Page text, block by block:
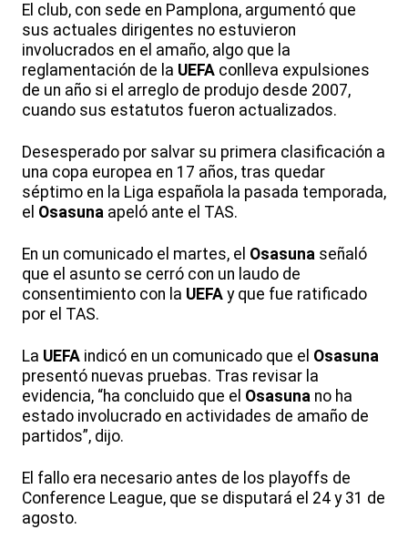
El club, con sede en Pamplona, argumentó que
sus actuales dirigentes no estuvieron
involucrados en el amaño, algo que la
reglamentación de la UEFA conlleva expulsiones
de un año si el arreglo de produjo desde 2007,
cuando sus estatutos fueron actualizados.
Desesperado por salvar su primera clasificación a
una copa europea en 17 años, tras quedar
séptimo en la Liga española la pasada temporada,
el Osasuna apeló ante el TAS.
En un comunicado el martes, el Osasuna señaló
que el asunto se cerró con un laudo de
consentimiento con la UEFA y que fue ratificado
por el TAS.
La UEFA indicó en un comunicado que el Osasuna
presentó nuevas pruebas. Tras revisar la
evidencia, “ha concluido que el Osasuna no ha
estado involucrado en actividades de amaño de
partidos”, dijo.
El fallo era necesario antes de los playoffs de
Conference League, que se disputará el 24 y 31 de
agosto.